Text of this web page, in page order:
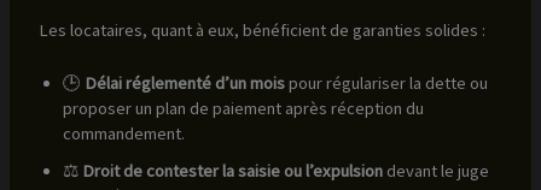
Les locataires, quant à eux, bénéficient de garanties solides :
🕒 Délai réglementé d’un moispour régulariser la dette ou
proposer un plan de paiement après réception du
commandement.
⚖️ Droit de contester la saisie ou l’expulsiondevant le juge